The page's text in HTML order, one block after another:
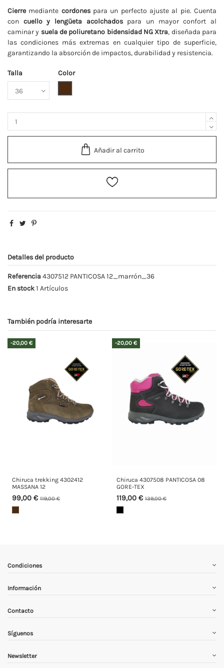
Cierre mediante cordonespara un perfecto ajuste al pie. Cuenta
con cuello y lengüeta acolchadospara un mayor confort al
caminar y suela de poliuretano bidensidad NG Xtra, diseñada para
las condiciones más extremas en cualquier tipo de superficie,
garantizando la absorción de impactos, durabilidad y resistencia.
Talla
Color
Añadir al carrito
Detalles del producto
Referencia 4307512 PANTICOSA 12_marrón_36
En stock1 Artículos
También podría interesarte
-20,00 €
Chiruca trekking 4302412
MASSANA 12
99,00 €119,00 €
-20,00 €
Chiruca 4307508 PANTICOSA 08
GORE-TEX
119,00 €139,00 €
Condiciones
Información
Contacto
Síguenos
Newsletter